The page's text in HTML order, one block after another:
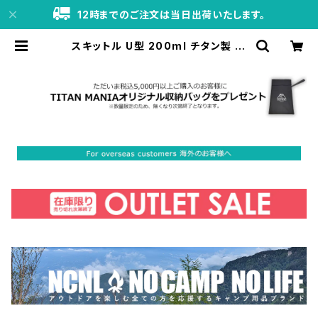
12時までのご注文は当日出荷いたします。
スキットル U型 200ml チタン製 軽
旅行 アウトドア キャンプ用品 漏斗付
き 収納袋付き | TITAN MANIA（チ
タンマニア）公式オンラインストア